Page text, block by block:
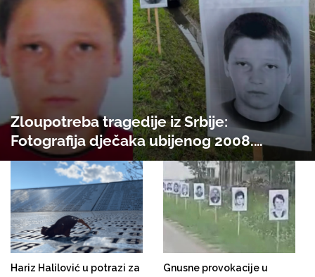
Zloupotreba tragedije iz Srbije:
Fotografija dječaka ubijenog 2008.
godine u Arilju postavljena u Potočarima
kao simbol srpskog stradanja tokom rata
u Srebrenici
Hariz Halilović u potrazi za
Gnusne provokacije u